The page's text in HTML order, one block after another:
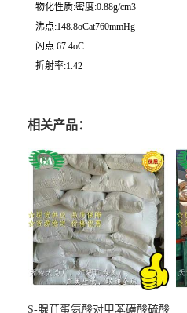
物化性质:密度:0.88g/cm3
沸点:148.8oCat760mmHg
闪点:67.4oC
折射率:1.42
相关产品：
S-腺苷蛋氨酸对甲苯磺酸硫酸